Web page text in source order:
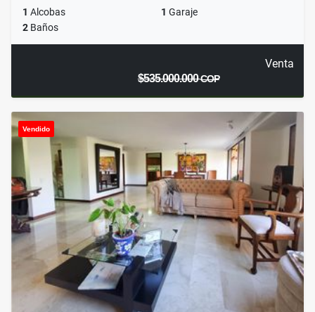
1 Alcobas 1 Garaje
2 Baños
Venta
$535.000.000COP
Vendido